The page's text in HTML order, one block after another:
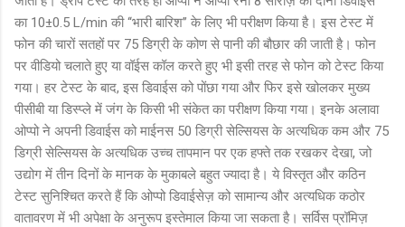
का 10±0.5 L/min की ‘‘भारी बारिश’’ के लिए भी परीक्षण किया है। इस टेस्ट में
फोन की चारों सतहों पर 75 डिग्री के कोण से पानी की बौछार की जाती है। फोन
पर वीडियो चलाते हुए या वॉईस कॉल करते हुए भी इसी तरह से फोन को टेस्ट किया
गया। हर टेस्ट के बाद, इस डिवाईस को पोंछा गया और फिर इसे खोलकर मुख्य
पीसीबी या डिस्प्ले में जंग के किसी भी संकेत का परीक्षण किया गया। इनके अलावा
ओप्पो ने अपनी डिवाईस को माईनस 50 डिग्री सेल्सियस के अत्यधिक कम और 75
डिग्री सेल्सियस के अत्यधिक उच्च तापमान पर एक हफ्ते तक रखकर देखा, जो
उद्योग में तीन दिनों के मानक के मुकाबले बहुत ज्यादा है। ये विस्तृत और कठिन
टेस्ट सुनिश्चित करते हैं कि ओप्पो डिवाईसेज़ को सामान्य और अत्यधिक कठोर
वातावरण में भी अपेक्षा के अनुरूप इस्तेमाल किया जा सकता है। सर्विस प्रॉमिज़